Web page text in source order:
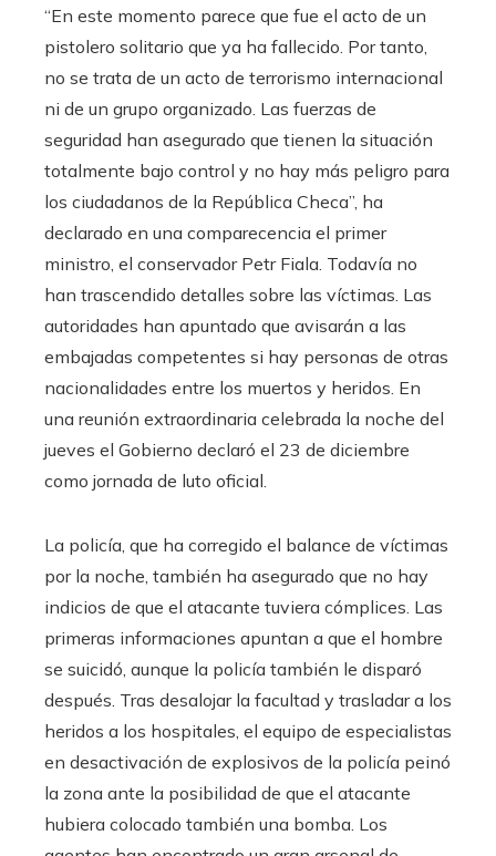
“En este momento parece que fue el acto de un
pistolero solitario que ya ha fallecido. Por tanto,
no se trata de un acto de terrorismo internacional
ni de un grupo organizado. Las fuerzas de
seguridad han asegurado que tienen la situación
totalmente bajo control y no hay más peligro para
los ciudadanos de la República Checa”, ha
declarado en una comparecencia el primer
ministro, el conservador Petr Fiala. Todavía no
han trascendido detalles sobre las víctimas. Las
autoridades han apuntado que avisarán a las
embajadas competentes si hay personas de otras
nacionalidades entre los muertos y heridos. En
una reunión extraordinaria celebrada la noche del
jueves el Gobierno declaró el 23 de diciembre
como jornada de luto oficial.
La policía, que ha corregido el balance de víctimas
por la noche, también ha asegurado que no hay
indicios de que el atacante tuviera cómplices. Las
primeras informaciones apuntan a que el hombre
se suicidó, aunque la policía también le disparó
después. Tras desalojar la facultad y trasladar a los
heridos a los hospitales, el equipo de especialistas
en desactivación de explosivos de la policía peinó
la zona ante la posibilidad de que el atacante
hubiera colocado también una bomba. Los